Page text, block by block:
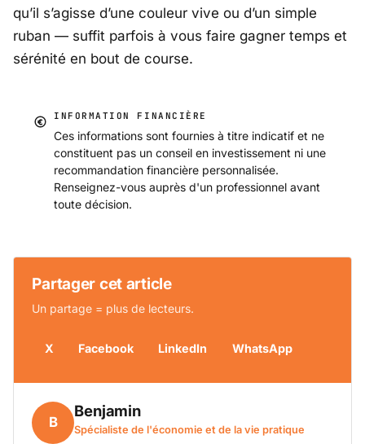
qu’il s’agisse d’une couleur vive ou d’un simple
ruban — suffit parfois à vous faire gagner temps et
sérénité en bout de course.
INFORMATION FINANCIÈRE
Ces informations sont fournies à titre indicatif et ne
constituent pas un conseil en investissement ni une
recommandation financière personnalisée.
Renseignez-vous auprès d'un professionnel avant
toute décision.
Partager cet article
Un partage = plus de lecteurs.
X Facebook LinkedIn WhatsApp
B
Benjamin
Spécialiste de l'économie et de la vie pratique